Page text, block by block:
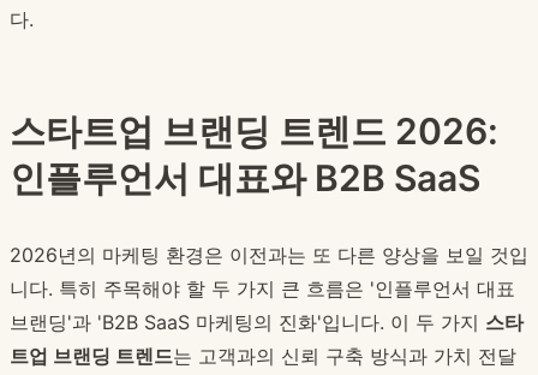
다.
스타트업 브랜딩 트렌드 2026:
인플루언서 대표와 B2B SaaS
2026년의 마케팅 환경은 이전과는 또 다른 양상을 보일 것입
니다. 특히 주목해야 할 두 가지 큰 흐름은 '인플루언서 대표
브랜딩'과 'B2B SaaS 마케팅의 진화'입니다. 이 두 가지 스타
트업 브랜딩 트렌드는 고객과의 신뢰 구축 방식과 가치 전달